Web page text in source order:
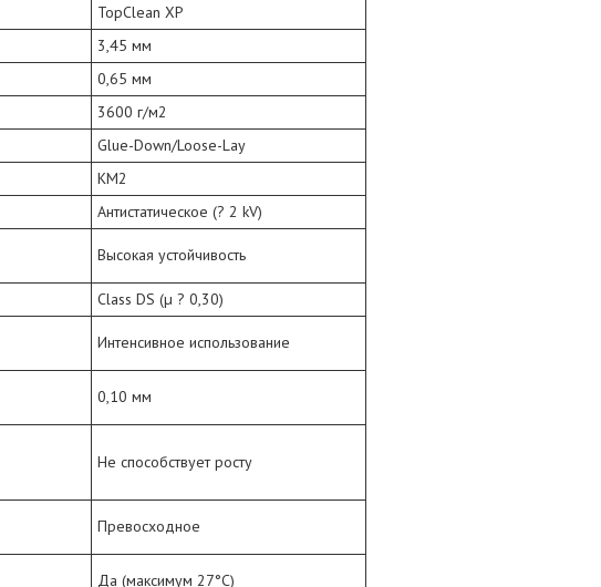
TopClean XP
3,45 мм
0,65 мм
3600 г/м2
Glue-Down/Loose-Lay
КМ2
Антистатическое (? 2 kV)
Высокая устойчивость
Class DS (µ ? 0,30)
Интенсивное использование
0,10 мм
Не способствует росту
Превосходное
Да (максимум 27°C)